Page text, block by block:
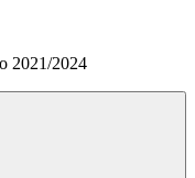
2021/2024